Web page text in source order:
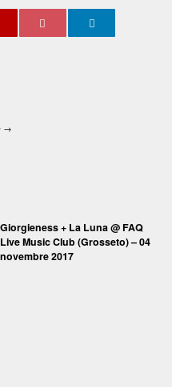
→
Giorgieness + La Luna @ FAQ
Live Music Club (Grosseto) – 04
novembre 2017